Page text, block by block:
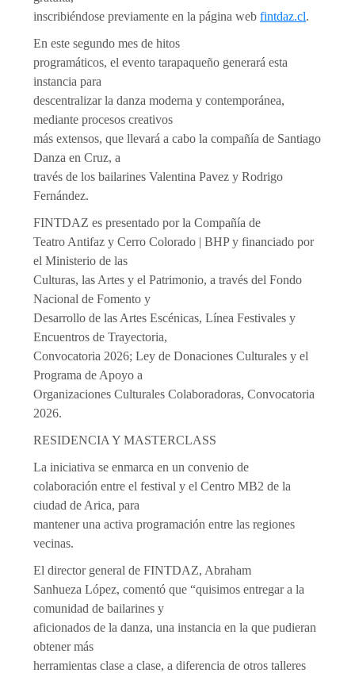
inscribiéndose previamente en la página webfintdaz.cl.
En este segundo mes de hitos
programáticos, el evento tarapaqueño generará esta
instancia para
descentralizar la danza moderna y contemporánea,
mediante procesos creativos
más extensos, que llevará a cabo la compañía de Santiago
Danza en Cruz, a
través de los bailarines Valentina Pavez y Rodrigo
Fernández.
FINTDAZ es presentado por la Compañía de
Teatro Antifaz y Cerro Colorado | BHP y financiado por
el Ministerio de las
Culturas, las Artes y el Patrimonio, a través del Fondo
Nacional de Fomento y
Desarrollo de las Artes Escénicas, Línea Festivales y
Encuentros de Trayectoria,
Convocatoria 2026; Ley de Donaciones Culturales y el
Programa de Apoyo a
Organizaciones Culturales Colaboradoras, Convocatoria
2026.
RESIDENCIA Y MASTERCLASS
La iniciativa se enmarca en un convenio de
colaboración entre el festival y el Centro MB2 de la
ciudad de Arica, para
mantener una activa programación entre las regiones
vecinas.
El director general de FINTDAZ, Abraham
Sanhueza López, comentó que “quisimos entregar a la
comunidad de bailarines y
aficionados de la danza, una instancia en la que pudieran
obtener más
herramientas clase a clase, a diferencia de otros talleres